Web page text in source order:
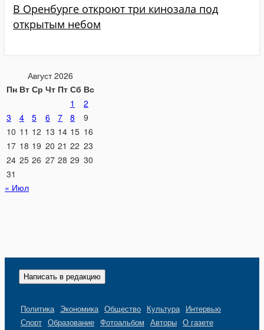
В Оренбурге откроют три кинозала под
открытым небом
Август 2026
Пн Вт Ср Чт Пт Сб Вс
1
2
3
4 5 6 7 8
9
10 11 12 13 14 15 16
17 18 19 20 21 22 23
24 25 26 27 28 29 30
31
« Июл
Написать в редакцию
Политика Экономика Общество Культура Интервью
Спорт Образование Фотоальбом Авторы О газете